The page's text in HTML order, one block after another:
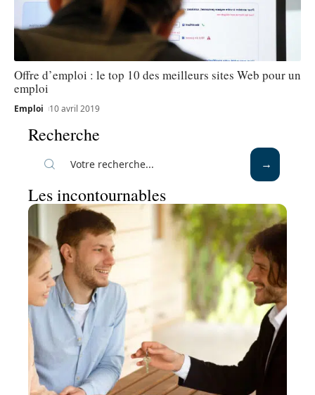
Offre d’emploi : le top 10 des meilleurs sites Web pour un
emploi
Emploi 10 avril 2019
Recherche
Les incontournables